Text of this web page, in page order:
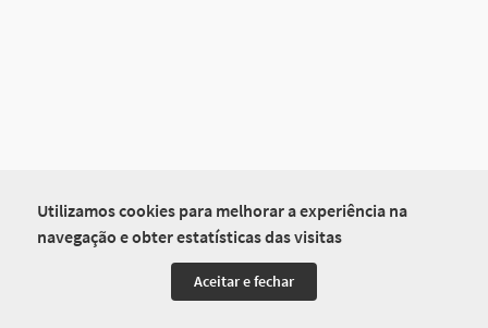
Utilizamos cookies para melhorar a experiência na
navegação e obter estatísticas das visitas
Aceitar e fechar